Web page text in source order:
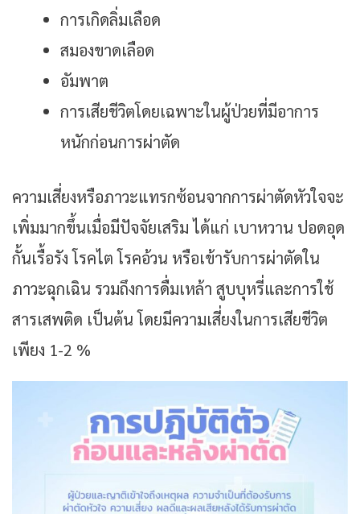
การเกิดลิ่มเลือด
สมองขาดเลือด
อัมพาต
การเสียชีวิตโดยเฉพาะในผู้ป่วยที่มีอาการ
หนักก่อนการผ่าตัด
ความเสี่ยงหรือภาวะแทรกซ้อนจากการผ่าตัดหัวใจจะ
เพิ่มมากขึ้นเมื่อมีปัจจัยเสริม ได้แก่ เบาหวาน ปอดอุด
กั้นเรื้อรัง โรคไต โรคอ้วน หรือเข้ารับการผ่าตัดใน
ภาวะฉุกเฉิน รวมถึงการดื่มเหล้า สูบบุหรี่และการใช้
สารเสพติด เป็นต้น โดยมีความเสี่ยงในการเสียชีวิต
เพียง 1-2 %